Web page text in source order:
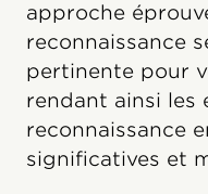
approche
reconnaissance
pertinente pour
rendant ainsi les
reconnaissance
significatives et